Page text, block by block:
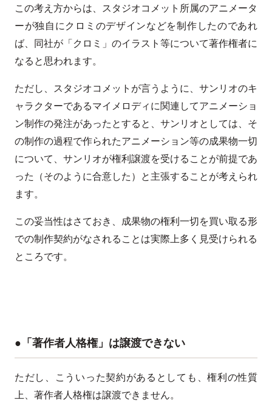
この考え方からは、スタジオコメット所属のアニメータ
ーが独自にクロミのデザインなどを制作したのであれ
ば、同社が「クロミ」のイラスト等について著作権者に
なると思われます。
ただし、スタジオコメットが言うように、サンリオのキ
ャラクターであるマイメロディに関連してアニメーショ
ン制作の発注があったとすると、サンリオとしては、そ
の制作の過程で作られたアニメーション等の成果物一切
について、サンリオが権利譲渡を受けることが前提であ
った（そのように合意した）と主張することが考えられ
ます。
この妥当性はさておき、成果物の権利一切を買い取る形
での制作契約がなされることは実際上多く見受けられる
ところです。
●「著作者人格権」は譲渡できない
ただし、こういった契約があるとしても、権利の性質
上、著作者人格権は譲渡できません。